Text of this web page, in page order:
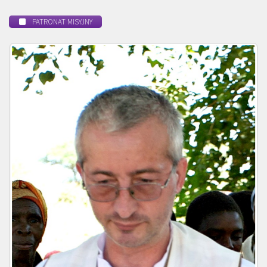
PATRONAT MISYJNY